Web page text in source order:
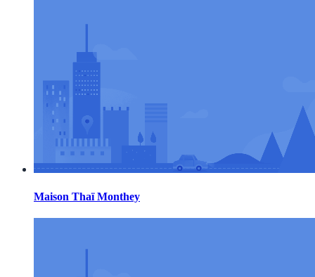
Maison Thaï Monthey